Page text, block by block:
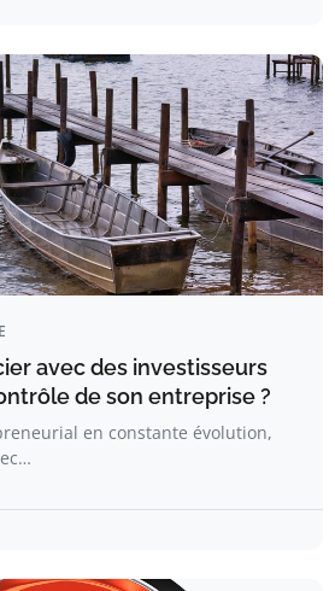
avec des investisseurs
de son entreprise ?
en constante évolution,